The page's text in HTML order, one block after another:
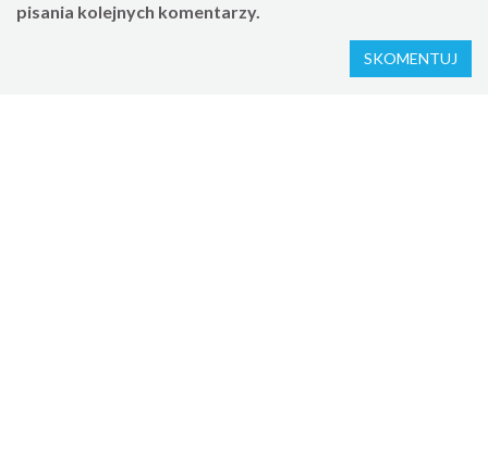
pisania kolejnych komentarzy.